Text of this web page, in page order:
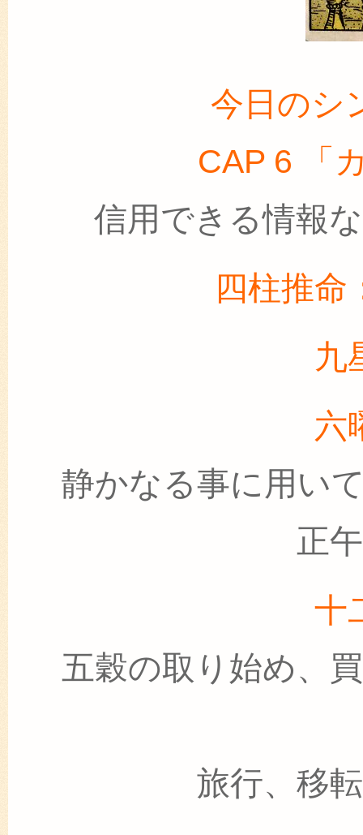
今日のシ
CAP 6 「
信用できる情報
四柱推命
九
六
静かなる事に用い
正
十
五穀の取り始め、
旅行、移